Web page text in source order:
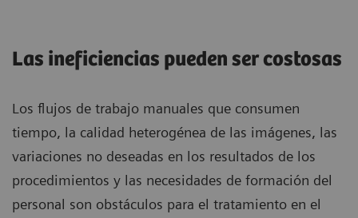
Las ineficiencias pueden ser costosas
Los flujos de trabajo manuales que consumen
tiempo, la calidad heterogénea de las imágenes, las
variaciones no deseadas en los resultados de los
procedimientos y las necesidades de formación del
personal son obstáculos para el tratamiento en el